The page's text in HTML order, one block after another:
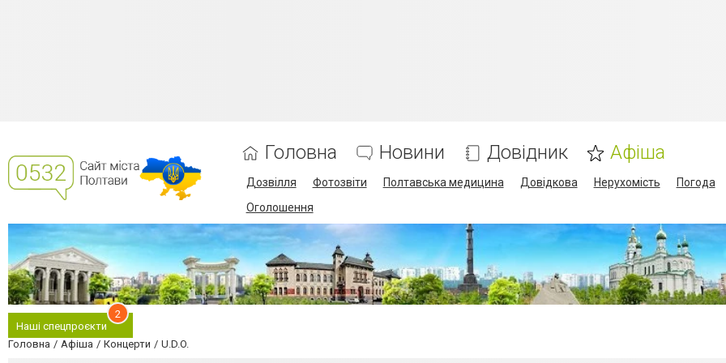
Головна Новини Довідник Афіша
Дозвілля Фотозвіти Полтавська медицина Довідкова Нерухомість Погода
Оголошення
Наші спецпроєкти
2
Головна Афіша Концерти U.D.O.